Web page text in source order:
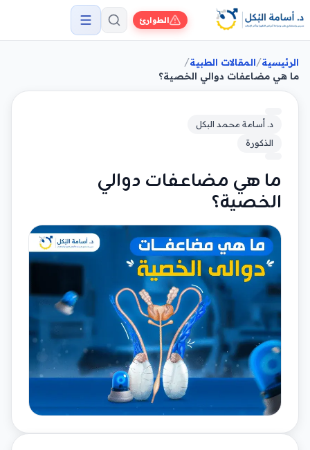
الطوارئ
الرئيسية/المقالات الطبية/
ما هي مضاعفات دوالي الخصية؟
د. أسامة محمد البكل
الذكورة
ما هي مضاعفات دوالي
الخصية؟